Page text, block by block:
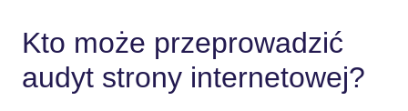
Kto może przeprowadzić
audyt strony internetowej?